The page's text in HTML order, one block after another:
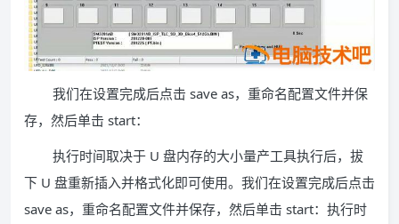
我们在设置完成后点击 save as，重命名配置文件并保
存，然后单击 start：
执行时间取决于 U 盘内存的大小量产工具执行后，拔
下 U 盘重新插入并格式化即可使用。我们在设置完成后点击
save as，重命名配置文件并保存，然后单击 start：执行时